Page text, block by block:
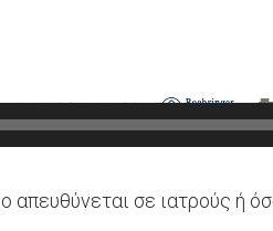
απευθύνεται σε ιατρούς ή